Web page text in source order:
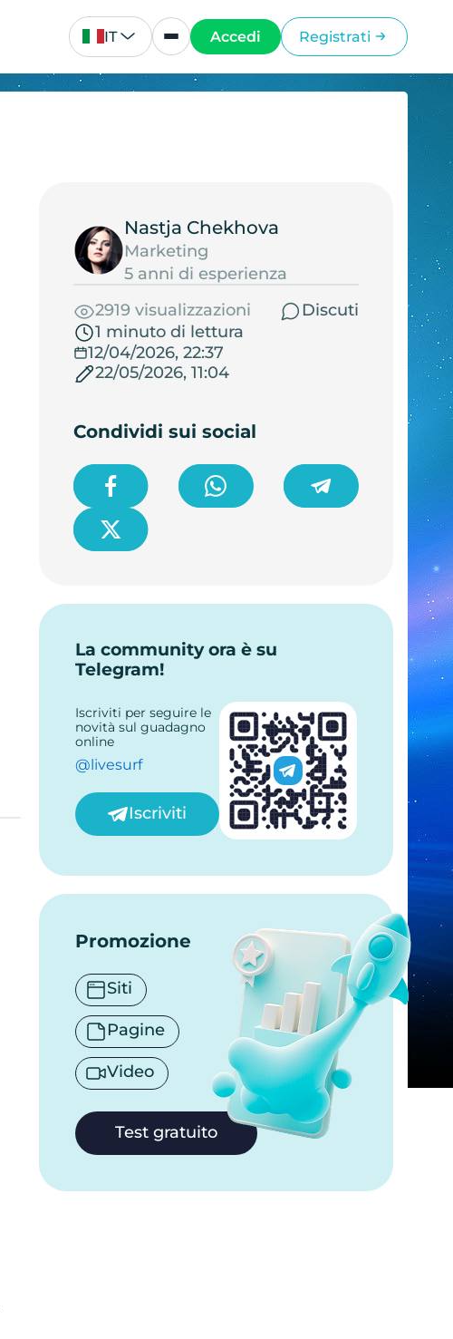
IT Accedi Registrati
Nastja Chekhova
Marketing
5 anni di esperienza
2919 visualizzazioni
Discuti
1 minuto di lettura
12/04/2026, 22:37
22/05/2026, 11:04
Condividi sui social
La community ora è su
Telegram!
Iscriviti per seguire le
novità sul guadagno
online
@livesurf
Iscriviti
Promozione
Siti
Pagine
Video
Test gratuito